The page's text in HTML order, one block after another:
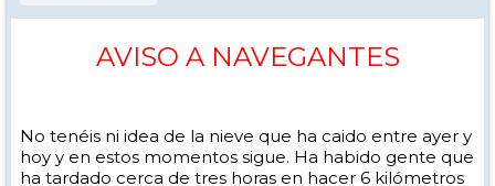
AVISO A NAVEGANTES
No tenéis ni idea de la nieve que ha caido entre ayer y
hoy y en estos momentos sigue. Ha habido gente que
ha tardado cerca de tres horas en hacer 6 kilómetros